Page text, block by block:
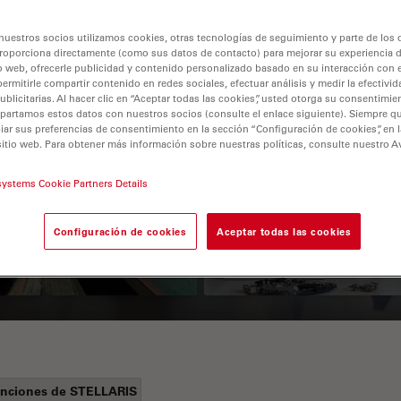
Polarization
Principle
Selecting a Stereo
Microscope
de STELLARIS
socios utilizamos cookies, otras tecnologías de seguimiento y parte de los
directamente (como sus datos de contacto) para mejorar su experiencia
web, ofrecerle publicidad y contenido personalizado basado en su interacción con
compartir contenido en redes sociales, efectuar análisis y medir la
Al hacer clic en “Aceptar todas las cookies”, usted otorga su
estos datos con nuestros socios (consulte el enlace siguiente). Siempre
sus preferencias de consentimiento en la sección “Configuración de cookies”, en
web. Para obtener más información sobre nuestras políticas, consulte nuestro
Cookie Partners Details
Configuración de cookies Aceptar todas las cookies